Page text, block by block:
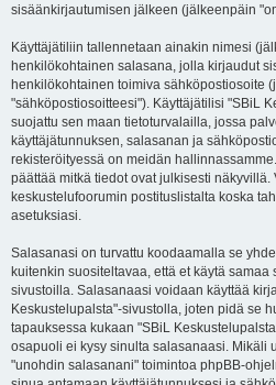
sisäänkirjautumisen jälkeen (jälkeenpäin
Käyttäjätiliin tallennetaan ainakin nimesi
henkilökohtainen salasana, jolla kirjaudut
henkilökohtainen toimiva sähköpostiosoite
"sähköpostiosoitteesi"). Käyttäjätilisi "SBiL
suojattu sen maan tietoturvalailla, jossa
käyttäjätunnuksen, salasanan ja
rekisteröityessä on meidän
päättää mitkä tiedot ovat julkisesti näkyvillä.
keskustelufoorumin postituslistalta koska
asetuksiasi.
Salasanasi on turvattu koodaamalla se
kuitenkin suositeltavaa, että et käytä
sivustoilla. Salasanaasi voidaan käyttää
Keskustelupalsta"-sivustolla, joten pidä se
tapauksessa kukaan "SBiL
osapuoli ei kysy sinulta salasanaasi. Mikäli
"unohdin salasanani" toimintoa phpBB-